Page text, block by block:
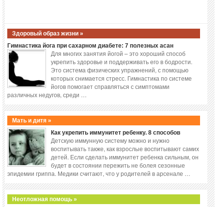
Здоровый образ жизни »
Гимнастика йога при сахарном диабете: 7 полезных асан
Для многих занятия йогой – это хороший способ
укрепить здоровье и поддерживать его в бодрости.
Это система физических упражнений, с помощью
которых снимается стресс. Гимнастика по системе
йогов помогает справляться с симптомами
различных недугов, среди …
Мать и дитя »
Как укрепить иммунитет ребенку. 8 способов
Детскую иммунную систему можно и нужно
воспитывать также, как взрослые воспитывают самих
детей. Если сделать иммунитет ребенка сильным, он
будет в состоянии пережить не болея сезонные
эпидемии гриппа. Медики считают, что у родителей в арсенале …
Неотложная помощь »